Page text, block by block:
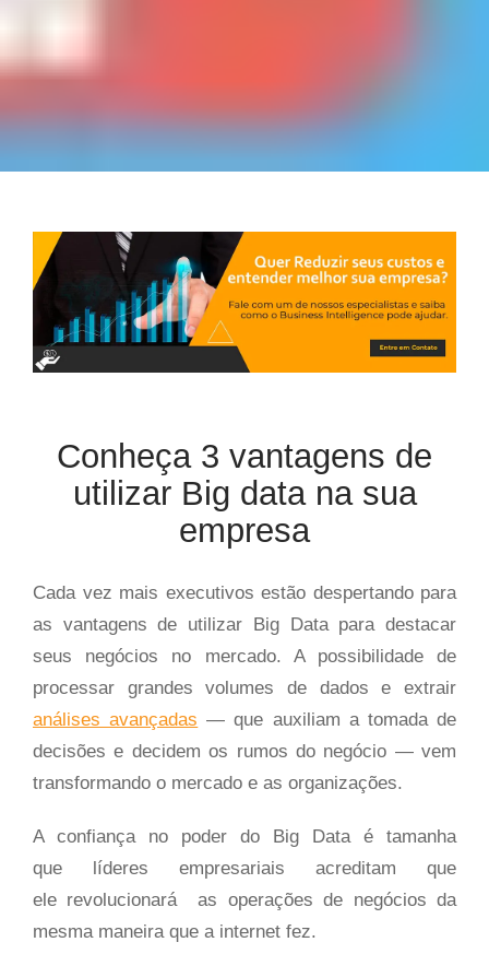
Conheça 3 vantagens de
utilizar Big data na sua
empresa
Cada vez mais executivos estão despertando para
as vantagens de utilizar Big Data para destacar
seus negócios no mercado. A possibilidade de
processar grandes volumes de dados e extrair
análises avançadas — que auxiliam a tomada de
decisões e decidem os rumos do negócio — vem
transformando o mercado e as organizações.
A confiança no poder do Big Data é tamanha
que líderes empresariais acreditam que
ele revolucionará as operações de negócios da
mesma maneira que a internet fez.